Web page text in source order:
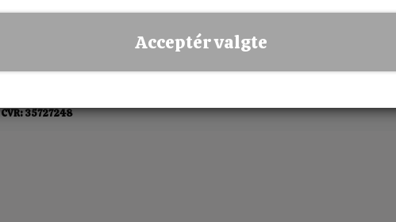
CVR: 35727248
Acceptér valgte